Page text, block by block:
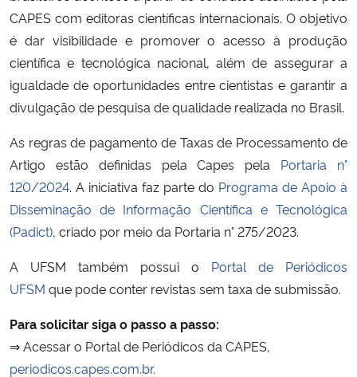
CAPES com editoras científicas internacionais. O objetivo
é dar visibilidade e promover o acesso à produção
científica e tecnológica nacional, além de assegurar a
igualdade de oportunidades entre cientistas e garantir a
divulgação de pesquisa de qualidade realizada no Brasil.
As regras de pagamento de Taxas de Processamento de
Artigo estão definidas pela Capes pela Portaria n°
120/2024. A iniciativa faz parte do Programa de Apoio à
Disseminação de Informação Científica e Tecnológica
(Padict), criado por meio da Portaria n° 275/2023.
A UFSM também possui o Portal de Periódicos
UFSM que pode conter revistas sem taxa de submissão.
Para solicitar siga o passo a passo:
⇒ Acessar o Portal de Periódicos da CAPES,
periodicos.capes.com.br.